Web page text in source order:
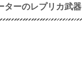
ターのレプリカ武器